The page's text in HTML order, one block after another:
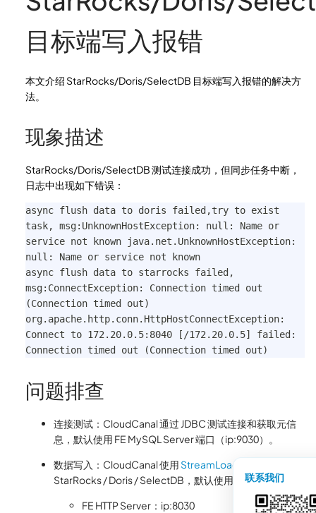
目标端写入报错
本文介绍 StarRocks/Doris/SelectDB 目标端写入报错的解决方
法。
现象描述
StarRocks/Doris/SelectDB 测试连接成功，但同步任务中断，
日志中出现如下错误：
async flush data to doris failed,try to exist
task, msg:UnknownHostException: null: Name or
service not known java.net.UnknownHostException:
null: Name or service not known
async flush data to starrocks failed,
msg:ConnectException: Connection timed out
(Connection timed out)
org.apache.http.conn.HttpHostConnectException:
Connect to 172.20.0.5:8040 [/172.20.0.5] failed:
Connection timed out (Connection timed out)
问题排查
连接测试：CloudCanal 通过 JDBC 测试连接和获取元信
息，默认使用 FE MySQL Server 端口（ip:9030）。
数据写入：CloudCanal 使用 StreamLoad
StarRocks / Doris / SelectDB，默认使用以下端口之一：
FE HTTP Server：ip:8030
联系我们